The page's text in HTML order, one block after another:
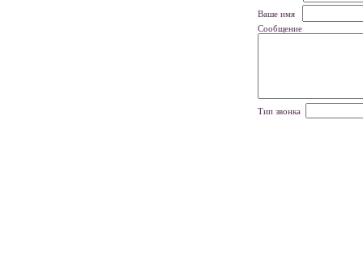
Ваше имя
Сообщение
Тип звонка